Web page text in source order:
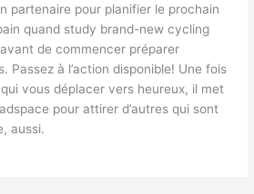
partenaire pour planifier le prochain
quand study brand-new cycling
de commencer préparer
Passez à l’action disponible! Une fois
vous déplacer vers heureux, il met
pour attirer d’autres qui sont
aussi.